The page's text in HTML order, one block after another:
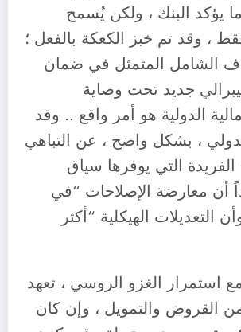
يؤكد البنك ، ولكن يُسمح
، وقد تم خبز الكعكة بالفعل ؛
الشامل المتمثل في ضمان
جديد تحت وصاية
الدولية هو أمر واقع .. وقد
، بشكل واضح ، عن التباهي
التي يوفرها سياق
أن معارضة الإصلاحات “في
التعديلات الهيكلية “أكثر
استمرار الغزو الروسي ، تعهد
من القروض والتمويل ، وإن كان